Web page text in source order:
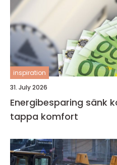
inspiration
31. July 2026
Energibesparing sänk kostnaderna utan att
tappa komfort